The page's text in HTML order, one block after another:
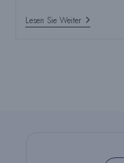
Lesen Sie WeiterACTIVA
BioACTIVE-